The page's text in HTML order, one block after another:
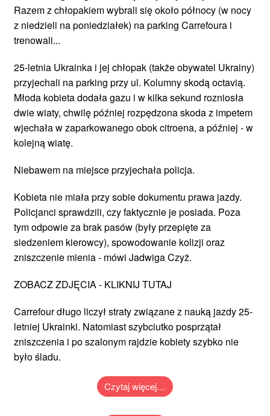
Razem z chłopakiem wybrali się około północy (w nocy
z niedzieli na poniedziałek) na parking Carrefoura i
trenowali...
25-letnia Ukrainka i jej chłopak (także obywatel Ukrainy)
przyjechali na parking przy ul. Kolumny skodą octavią.
Młoda kobieta dodała gazu i w kilka sekund rozniosła
dwie wiaty, chwilę później rozpędzona skoda z impetem
wjechała w zaparkowanego obok citroena, a później - w
kolejną wiatę.
Niebawem na miejsce przyjechała policja.
Kobieta nie miała przy sobie dokumentu prawa jazdy.
Policjanci sprawdzili, czy faktycznie je posiada. Poza
tym odpowie za brak pasów (były przepięte za
siedzeniem kierowcy), spowodowanie kolizji oraz
zniszczenie mienia - mówi Jadwiga Czyż.
ZOBACZ ZDJĘCIA - KLIKNIJ TUTAJ
Carrefour długo liczył straty związane z nauką jazdy 25-
letniej Ukrainki. Natomiast szybciutko posprzątał
zniszczenia i po szalonym rajdzie kobiety szybko nie
było śladu.
Czytaj więcej…